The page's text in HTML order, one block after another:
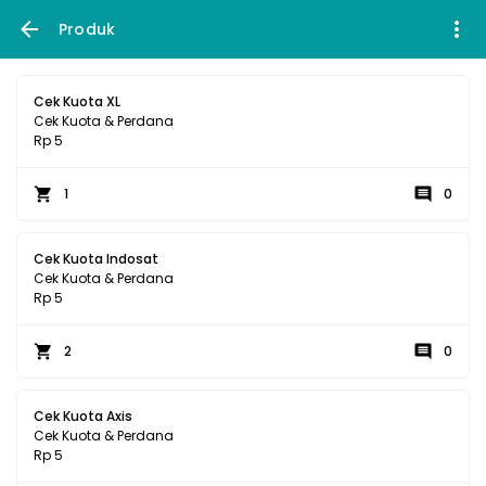
Produk
Cek Kuota XL
Cek Kuota & Perdana
Rp 5
1 0
Cek Kuota Indosat
Cek Kuota & Perdana
Rp 5
2 0
Cek Kuota Axis
Cek Kuota & Perdana
Rp 5